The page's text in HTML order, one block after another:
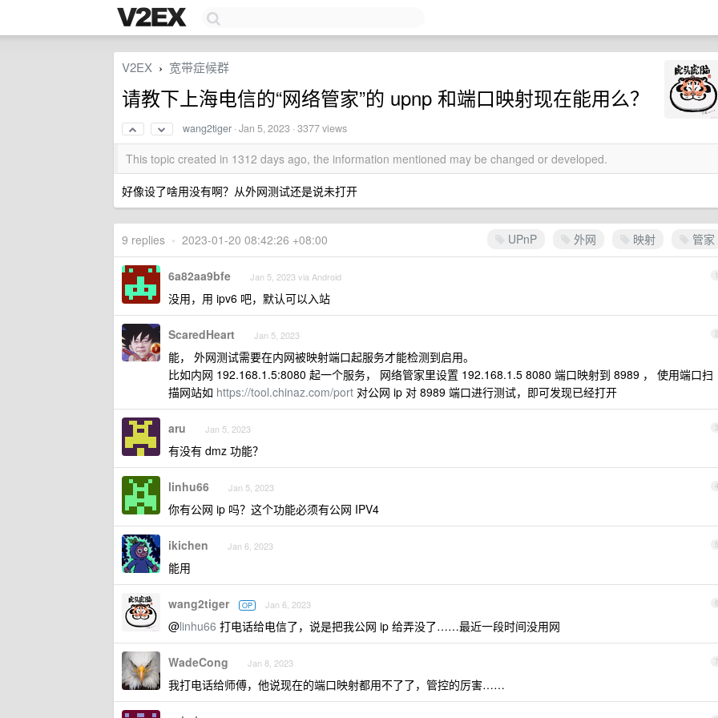
V2EX › 宽带症候群
请教下上海电信的“网络管家”的 upnp 和端口映射现在能用么？
wang2tiger ·Jan 5, 2023 · 3377 views
This topic created in 1312 days ago, the information mentioned may be changed or developed.
好像设了啥用没有啊？从外网测试还是说未打开
UPnP 外网 映射 管家
9 replies • 2023-01-20 08:42:26 +08:00
1
6a82aa9bfe Jan 5, 2023 via Android
没用，用 ipv6 吧，默认可以入站
2
ScaredHeart Jan 5, 2023
能， 外网测试需要在内网被映射端口起服务才能检测到启用。
比如内网 192.168.1.5:8080 起一个服务， 网络管家里设置 192.168.1.5 8080 端口映射到 8989 ， 使用端口扫
描网站如 https://tool.chinaz.com/port 对公网 ip 对 8989 端口进行测试，即可发现已经打开
3
aru Jan 5, 2023
有没有 dmz 功能？
4
linhu66 Jan 5, 2023
你有公网 ip 吗？这个功能必须有公网 IPV4
5
ikichen Jan 6, 2023
能用
6
wang2tiger OP Jan 6, 2023
@linhu66 打电话给电信了，说是把我公网 ip 给弄没了……最近一段时间没用网
7
WadeCong Jan 8, 2023
我打电话给师傅，他说现在的端口映射都用不了了，管控的厉害……